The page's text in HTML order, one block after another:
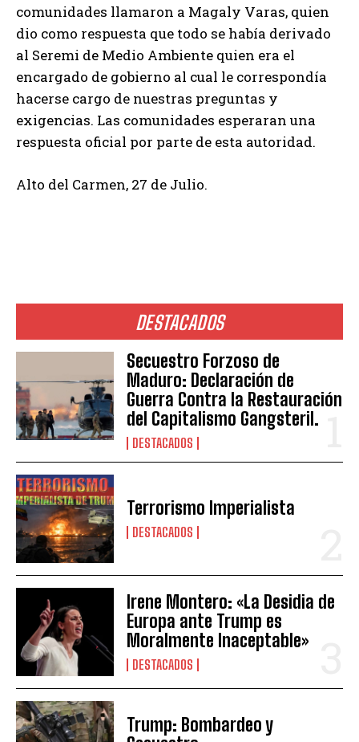
DESTACADOS
Secuestro Forzoso de
Maduro: Declaración de
Guerra Contra la Restauración
del Capitalismo Gangsteril.
DESTACADOS
Terrorismo Imperialista
DESTACADOS
Irene Montero: «La Desidia de
Europa ante Trump es
Moralmente Inaceptable»
DESTACADOS
Trump: Bombardeo y
comunidades llamaron a Magaly Varas, quien
dio como respuesta que todo se había derivado
al Seremi de Medio Ambiente quien era el
encargado de gobierno al cual le correspondía
hacerse cargo de nuestras preguntas y
exigencias. Las comunidades esperaran una
respuesta oficial por parte de esta autoridad.
Alto del Carmen, 27 de Julio.